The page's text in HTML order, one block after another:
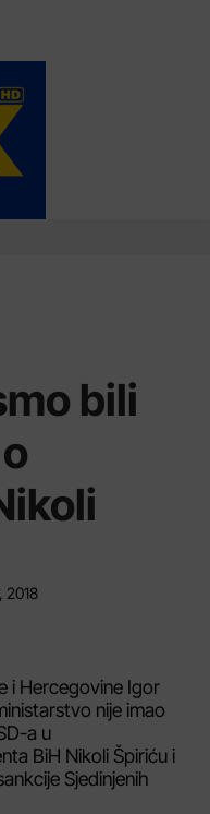
bili
2018
i Hercegovine Igor
nije imao
a u
BiH Nikoli Špiriću i
Sjedinjenih